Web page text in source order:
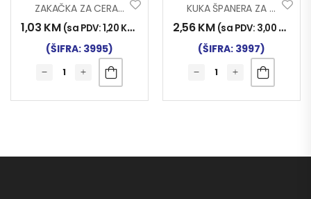
ZAKAČKA ZA CERADU PL. Y-32
1,03 KM (sa PDV:1,20 KM
(ŠIFRA: 3995)
KUKA ŠPANERA ZA CERADU
2,56KM (sa PDV: 3,00 KM
(ŠIFRA: 3997)